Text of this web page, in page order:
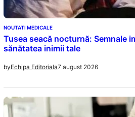
NOUTATI MEDICALE
Tusea seacă nocturnă: Semnale
sănătatea inimii tale
byEchipa Editoriala7 august 2026